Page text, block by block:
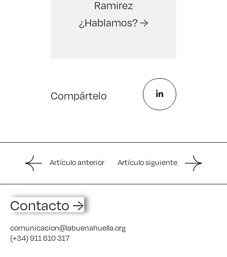
Ramirez
¿Hablamos? →
Compártelo
Artículo anterior Artículo siguiente
Contacto →
comunicacion@labuenahuella.org
(+34) 911 610 317